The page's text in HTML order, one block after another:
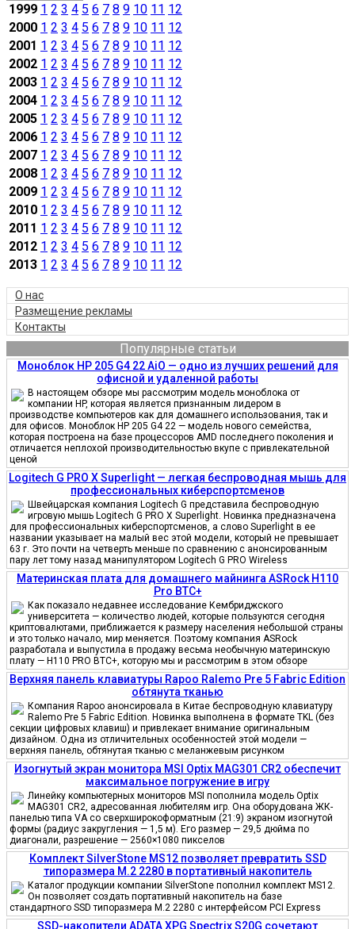
1999 1 2 3 4 5 6 7 8 9 10 11 12
2000 1 2 3 4 5 6 7 8 9 10 11 12
2001 1 2 3 4 5 6 7 8 9 10 11 12
2002 1 2 3 4 5 6 7 8 9 10 11 12
2003 1 2 3 4 5 6 7 8 9 10 11 12
2004 1 2 3 4 5 6 7 8 9 10 11 12
2005 1 2 3 4 5 6 7 8 9 10 11 12
2006 1 2 3 4 5 6 7 8 9 10 11 12
2007 1 2 3 4 5 6 7 8 9 10 11 12
2008 1 2 3 4 5 6 7 8 9 10 11 12
2009 1 2 3 4 5 6 7 8 9 10 11 12
2010 1 2 3 4 5 6 7 8 9 10 11 12
2011 1 2 3 4 5 6 7 8 9 10 11 12
2012 1 2 3 4 5 6 7 8 9 10 11 12
2013 1 2 3 4 5 6 7 8 9 10 11 12
О нас
Размещение рекламы
Контакты
Популярные статьи
Моноблок HP 205 G4 22 AiO — одно из лучших решений для
офисной и удаленной работы
В настоящем обзоре мы рассмотрим модель моноблока от
компании HP, которая является признанным лидером в
производстве компьютеров как для домашнего использования, так и
для офисов. Моноблок HP 205 G4 22 — модель нового семейства,
которая построена на базе процессоров AMD последнего поколения и
отличается неплохой производительностью вкупе с привлекательной
ценой
Logitech G PRO X Superlight — легкая беспроводная мышь для
профессиональных киберспортсменов
Швейцарская компания Logitech G представила беспроводную
игровую мышь Logitech G PRO X Superlight. Новинка предназначена
для профессиональных киберспортсменов, а слово Superlight в ее
названии указывает на малый вес этой модели, который не превышает
63 г. Это почти на четверть меньше по сравнению с анонсированным
пару лет тому назад манипулятором Logitech G PRO Wireless
Материнская плата для домашнего майнинга ASRock H110
Pro BTC+
Как показало недавнее исследование Кембриджского
университета — количество людей, которые пользуются сегодня
криптовалютами, приближается к размеру населения небольшой страны
и это только начало, мир меняется. Поэтому компания ASRock
разработала и выпустила в продажу весьма необычную материнскую
плату — H110 PRO BTC+, которую мы и рассмотрим в этом обзоре
Верхняя панель клавиатуры Rapoo Ralemo Pre 5 Fabric Edition
обтянута тканью
Компания Rapoo анонсировала в Китае беспроводную клавиатуру
Ralemo Pre 5 Fabric Edition. Новинка выполнена в формате TKL (без
секции цифровых клавиш) и привлекает внимание оригинальным
дизайном. Одна из отличительных особенностей этой модели —
верхняя панель, обтянутая тканью с меланжевым рисунком
Изогнутый экран монитора MSI Optix MAG301 CR2 обеспечит
максимальное погружение в игру
Линейку компьютерных мониторов MSI пополнила модель Optix
MAG301 CR2, адресованная любителям игр. Она оборудована ЖК-
панелью типа VA со сверхширокоформатным (21:9) экраном изогнутой
формы (радиус закругления — 1,5 м). Его размер — 29,5 дюйма по
диагонали, разрешение — 2560×1080 пикселов
Комплект SilverStone MS12 позволяет превратить SSD
типоразмера M.2 2280 в портативный накопитель
Каталог продукции компании SilverStone пополнил комплект MS12.
Он позволяет создать портативный накопитель на базе
стандартного SSD типоразмера M.2 2280 с интерфейсом PCI Express
SSD-накопители ADATA XPG Spectrix S20G сочетают